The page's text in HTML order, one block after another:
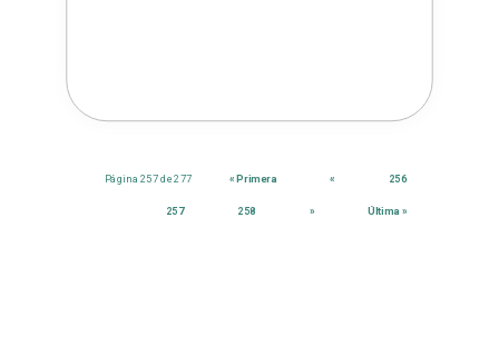
Página 257 de 277 « Primera « 256
257 258 » Última »